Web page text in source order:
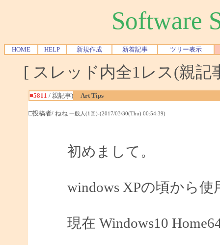
Software
HOME HELP 新規作成 新着記事 ツリー表示
[ スレッド内全1レス(親
■5811 / 親記事) Art Tips
□投稿者/ ねね 一般人(1回)-(2017/03/30(Thu) 00:54:39)
初めまして。
windows XPの頃から
現在 Windows10